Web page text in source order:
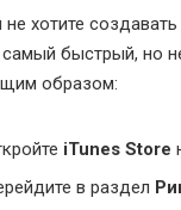
не хотите
быстрый, но
образом:
iTunes Store
в раздел